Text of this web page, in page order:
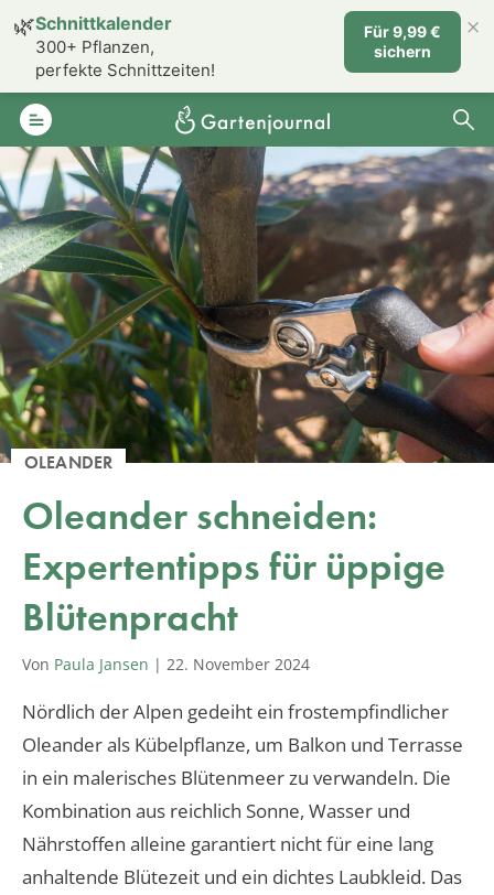
OLEANDER
Oleander schneiden:
Expertentipps für üppige
Blütenpracht
Von Paula Jansen | 22. November 2024
Nördlich der Alpen gedeiht ein frostempfindlicher
Oleander als Kübelpflanze, um Balkon und Terrasse
in ein malerisches Blütenmeer zu verwandeln. Die
Kombination aus reichlich Sonne, Wasser und
Nährstoffen alleine garantiert nicht für eine lang
anhaltende Blütezeit und ein dichtes Laubkleid. Das
🌿Schnittkalender
300+ Pflanzen,
perfekte Schnittzeiten!
Für 9,99 €
sichern
×